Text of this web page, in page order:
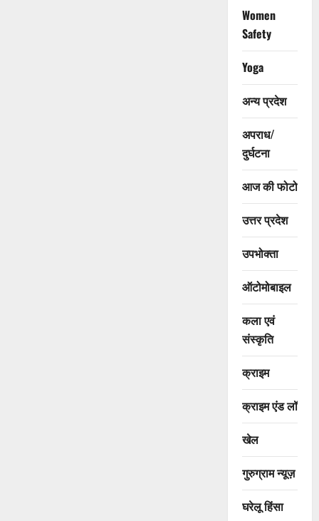
Women
Safety
Yoga
अन्य प्रदेश
अपराध/
दुर्घटना
आज की फोटो
उत्तर प्रदेश
उपभोक्ता
ऑटोमोबाइल
कला एवं
संस्कृति
क्राइम
क्राइम एंड लॉ
खेल
गुरुग्राम न्यूज़
घरेलू हिंसा